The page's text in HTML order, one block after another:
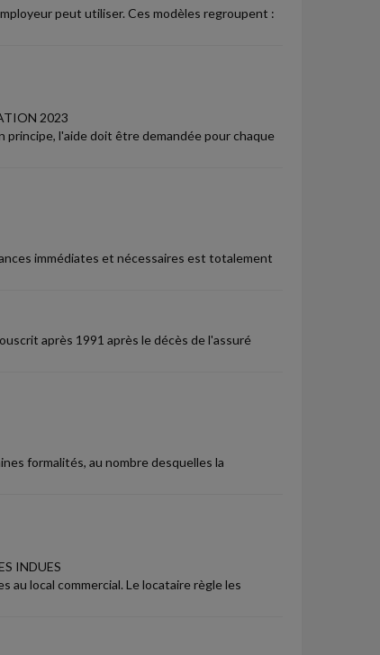
peut utiliser. Ces modèles regroupent :
2023
principe, l'aide doit être demandée pour chaque
immédiates et nécessaires est totalement
après 1991 après le décès de l'assuré
formalités, au nombre desquelles la
INDUES
au local commercial. Le locataire règle les